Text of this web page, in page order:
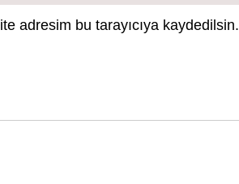
adresim bu tarayıcıya kaydedilsin.